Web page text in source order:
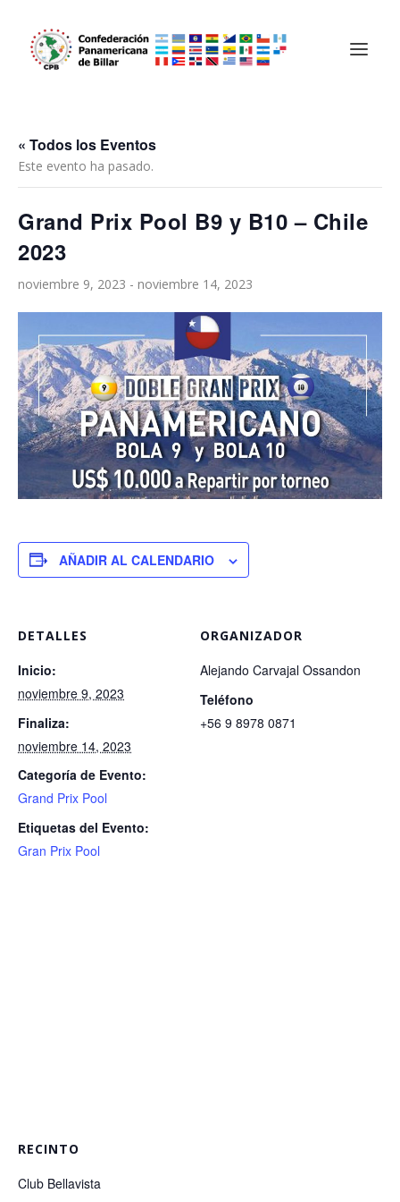
« Todos los Eventos
Este evento ha pasado.
Grand Prix Pool B9 y B10 – Chile
2023
noviembre 9, 2023 - noviembre 14, 2023
AÑADIR AL CALENDARIO
DETALLES
Inicio:
noviembre 9, 2023
Finaliza:
noviembre 14, 2023
Categoría de Evento:
Grand Prix Pool
Etiquetas del Evento:
Gran Prix Pool
ORGANIZADOR
Alejando Carvajal Ossandon
Teléfono
+56 9 8978 0871
RECINTO
Club Bellavista